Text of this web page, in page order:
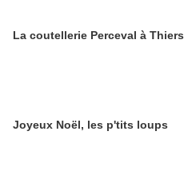
La coutellerie Perceval à Thiers
Joyeux Noël, les p'tits loups